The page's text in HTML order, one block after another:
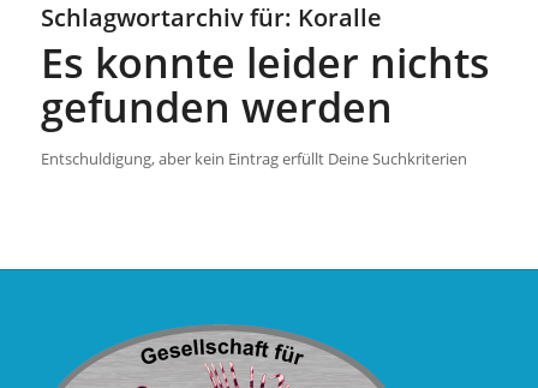
Schlagwortarchiv für: Koralle
Es konnte leider nichts
gefunden werden
Entschuldigung, aber kein Eintrag erfüllt Deine Suchkriterien